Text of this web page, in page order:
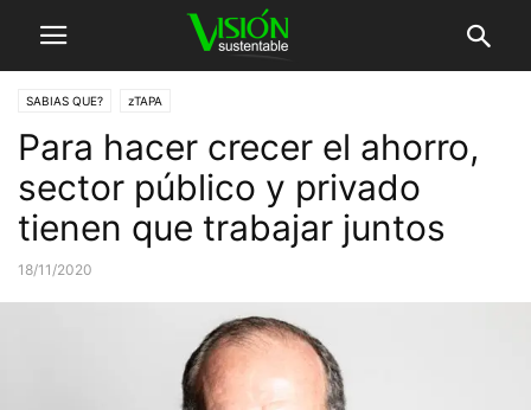
SABIAS QUE? zTAPA
Para hacer crecer el ahorro,
sector público y privado
tienen que trabajar juntos
18/11/2020